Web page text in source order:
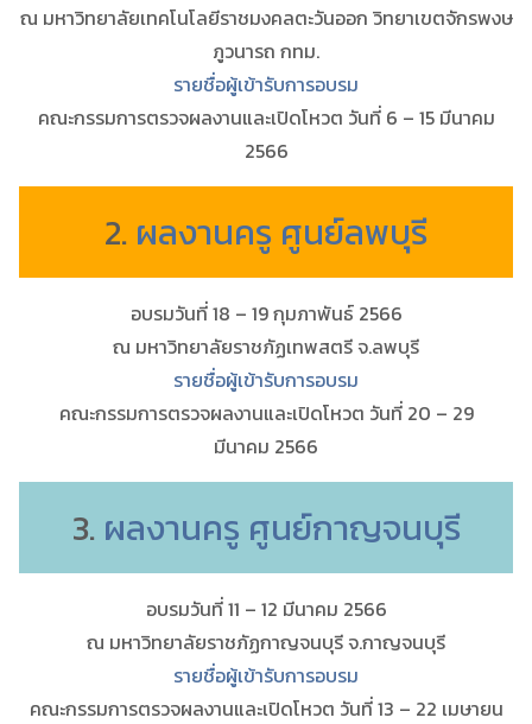
ณ มหาวิทยาลัยเทคโนโลยีราชมงคลตะวันออก วิทยาเขตจักรพงษ
ภูวนารถ กทม.
รายชื่อผู้เข้ารับการอบรม
คณะกรรมการตรวจผลงานและเปิดโหวต วันที่ 6 – 15 มีนาคม
2566
2. ผลงานครู ศูนย์ลพบุรี
อบรมวันที่ 18 – 19 กุมภาพันธ์ 2566
ณ มหาวิทยาลัยราชภัฏเทพสตรี จ.ลพบุรี
รายชื่อผู้เข้ารับการอบรม
คณะกรรมการตรวจผลงานและเปิดโหวต วันที่ 20 – 29
มีนาคม 2566
3. ผลงานครู ศูนย์กาญจนบุรี
อบรมวันที่ 11 – 12 มีนาคม 2566
ณ มหาวิทยาลัยราชภัฏกาญจนบุรี จ.กาญจนบุรี
รายชื่อผู้เข้ารับการอบรม
คณะกรรมการตรวจผลงานและเปิดโหวต วันที่ 13 – 22 เมษายน